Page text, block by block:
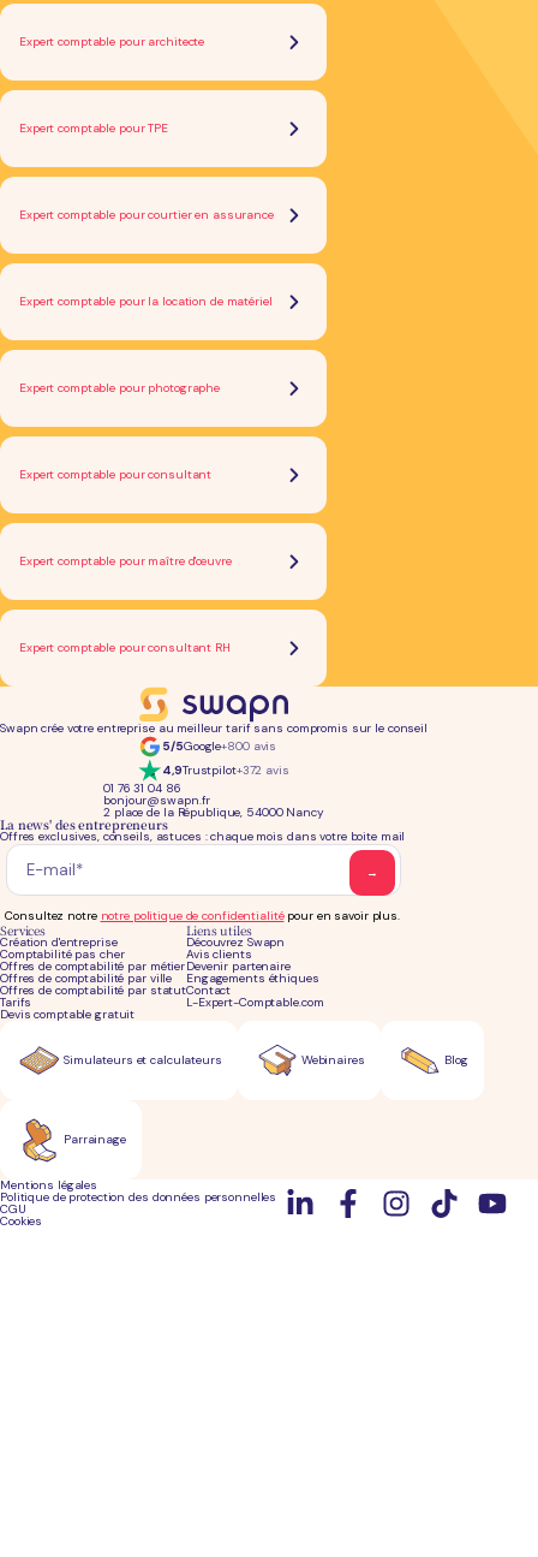
Expert comptable pour architecte
Expert comptable pour TPE
Expert comptable pour courtier en assurance
Expert comptable pour la location de matériel
Expert comptable pour photographe
Expert comptable pour consultant
Expert comptable pour maître d'œuvre
Expert comptable pour consultant RH
Swapn crée votre entreprise au meilleur tarif sans compromis sur le conseil
5/5Google+800 avis
4,9Trustpilot+372 avis
01 76 31 04 86
bonjour@swapn.fr
2 place de la République, 54000 Nancy
Services
Création d'entreprise
Comptabilité pas cher
Offres de comptabilité par métier
Offres de comptabilité par ville
Offres de comptabilité par statut
Tarifs
Devis comptable gratuit
Liens utiles
Découvrez Swapn
Avis clients
Devenir partenaire
Engagements éthiques
Contact
L-Expert-Comptable.com
La news' des entrepreneurs
Offres exclusives, conseils, astuces : chaque mois dans votre boite mail
Consultez notre notre politique de confidentialitépour en savoir plus.
Simulateurs et calculateurs Blog
Parrainage
Webinaires
Mentions légales
Politique de protection des données personnelles
CGU
Cookies